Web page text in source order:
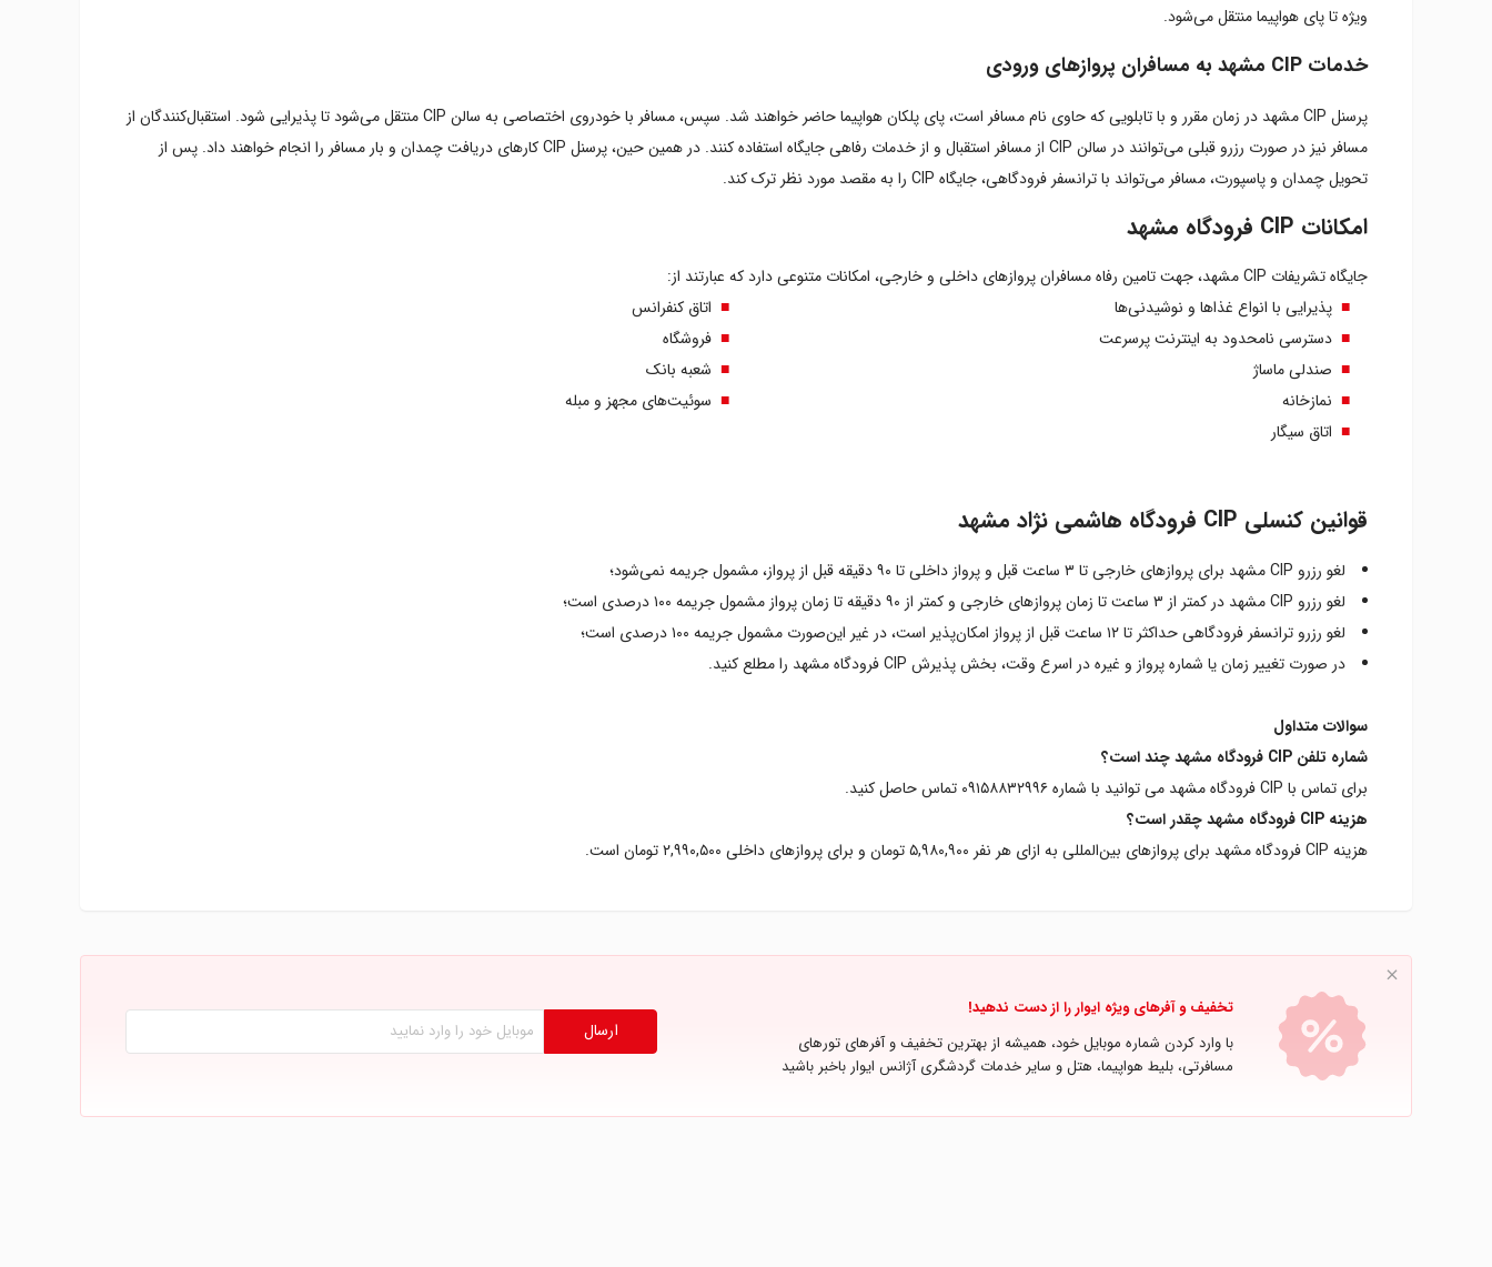
ویژه تا پای هواپیما منتقل می‌شود.
خدمات CIP مشهد به مسافران پروازهای ورودی
پرسنل CIP مشهد در زمان مقرر و با تابلویی که حاوی نام مسافر است، پای پلکان هواپیما حاضر خواهند شد. سپس، مسافر با خودروی اختصاصی به سالن CIP منتقل می‌شود تا پذیرایی شود. استقبال‌کنندگان از
مسافر نیز در صورت رزرو قبلی می‌توانند در سالن CIP از مسافر استقبال و از خدمات رفاهی جایگاه استفاده کنند. در همین حین، پرسنل CIP کارهای دریافت چمدان و بار مسافر را انجام خواهند داد. پس از
تحویل چمدان و پاسپورت، مسافر می‌تواند با ترانسفر فرودگاهی، جایگاه CIP را به مقصد مورد نظر ترک کند.
امکانات CIP فرودگاه مشهد
جایگاه تشریفات CIP مشهد، جهت تامین رفاه مسافران پروازهای داخلی و خارجی، امکانات متنوعی دارد که عبارتند از:
پذیرایی با انواع غذاها و نوشیدنی‌ها
دسترسی نامحدود به اینترنت پرسرعت
صندلی ماساژ
نمازخانه
اتاق سیگار
اتاق کنفرانس
فروشگاه
شعبه بانک
سوئیت‌های مجهز و مبله
قوانین کنسلی CIP فرودگاه هاشمی نژاد مشهد
لغو رزرو CIP مشهد برای پروازهای خارجی تا ۳ ساعت قبل و پرواز داخلی تا ۹۰ دقیقه قبل از پرواز، مشمول جریمه نمی‌شود؛
لغو رزرو CIP مشهد در کمتر از ۳ ساعت تا زمان پروازهای خارجی و کمتر از ۹۰ دقیقه تا زمان پرواز مشمول جریمه ۱۰۰ درصدی است؛
لغو رزرو ترانسفر فرودگاهی حداکثر تا ۱۲ ساعت قبل از پرواز امکان‌پذیر است، در غیر این‌صورت مشمول جریمه ۱۰۰ درصدی است؛
در صورت تغییر زمان یا شماره پرواز و غیره در اسرع وقت، بخش پذیرش CIP فرودگاه مشهد را مطلع کنید.
سوالات متداول
شماره تلفن CIP فرودگاه مشهد چند است؟
برای تماس با CIP فرودگاه مشهد می توانید با شماره ۰۹۱۵۸۸۳۲۹۹۶ تماس حاصل کنید.
هزینه CIP فرودگاه مشهد چقدر است؟
هزینه CIP فرودگاه مشهد برای پرواز‌های بین‌المللی به ازای هر نفر ۵,۹۸۰,۹۰۰ تومان و برای پرواز‌های داخلی ۲,۹۹۰,۵۰۰ تومان است.
تخفیف و آفرهای ویژه ایوار را از دست ندهید!
با وارد کردن شماره موبایل خود، همیشه از بهترین تخفیف و آفرهای تورهای
مسافرتی، بلیط هواپیما، هتل و سایر خدمات گردشگری آژانس ایوار باخبر باشید
ارسال